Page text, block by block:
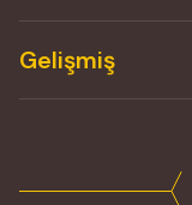
Gelişmiş